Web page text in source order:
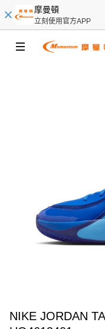
摩曼頓
立刻使用官方APP
NIKE JORDAN